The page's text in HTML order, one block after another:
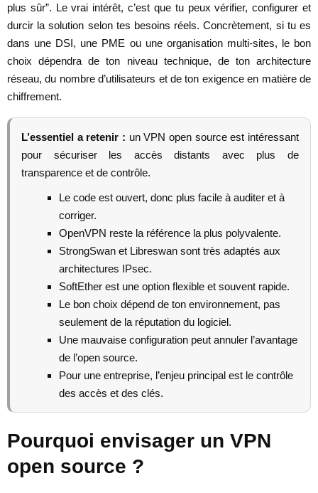
plus sûr”. Le vrai intérêt, c’est que tu peux vérifier, configurer et
durcir la solution selon tes besoins réels. Concrètement, si tu es
dans une DSI, une PME ou une organisation multi-sites, le bon
choix dépendra de ton niveau technique, de ton architecture
réseau, du nombre d’utilisateurs et de ton exigence en matière de
chiffrement.
L’essentiel a retenir : un VPN open source est intéressant
pour sécuriser les accès distants avec plus de
transparence et de contrôle.
Le code est ouvert, donc plus facile à auditer et à
corriger.
OpenVPN reste la référence la plus polyvalente.
StrongSwan et Libreswan sont très adaptés aux
architectures IPsec.
SoftEther est une option flexible et souvent rapide.
Le bon choix dépend de ton environnement, pas
seulement de la réputation du logiciel.
Une mauvaise configuration peut annuler l’avantage
de l’open source.
Pour une entreprise, l’enjeu principal est le contrôle
des accès et des clés.
Pourquoi envisager un VPN
open source ?